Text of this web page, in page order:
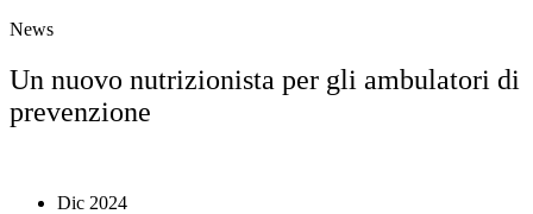
News
Un nuovo nutrizionista per gli ambulatori di
prevenzione
Dic 2024